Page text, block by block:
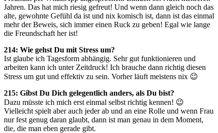
Jahren. Das hat mich riesig gefreut! Und wenn dann gleich noch das
alte, gewohnte Gefühl da ist und nix komisch ist, dann ist das einmal
mehr der Beweis, sich immer einen Ruck zu geben! Egal wie lange
die Freundschaft her ist!
214: Wie gehst Du mit Stress um?
Ist glaube ich Tagesform abhängig. Sehr gut funktionieren und
arbeiten kann ich unter Zeitdruck! Ich brauche dann richtig diesen
Stress um gut und effektiv zu sein. Vorher läuft meistens nix 😉
215: Gibst Du Dich gelegentlich anders, als Du bist?
Dazu müsste ich mich erst einmal selbst richtig kennen! 😉
Vielleicht spielt aber auch jeder ab und an eine Rolle und wenn Frau
nur fest genug daran glaubt, dann ist man genau in dem Moment,
die, die man eben gerade gibt.